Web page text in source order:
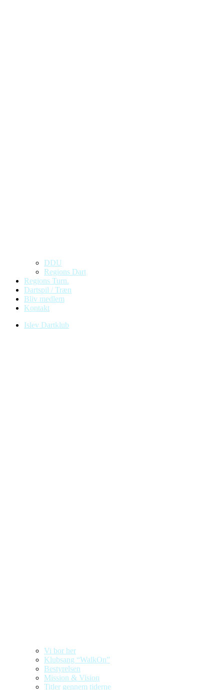
DDU
Regions Dart
Regions Turn.
Dartspil / Træn
Bliv medlem
Kontakt
Islev Dartklub
Vi bor her
Klubsang “WalkOn”
Bestyrelsen
Mission & Vision
Titler gennem tiderne